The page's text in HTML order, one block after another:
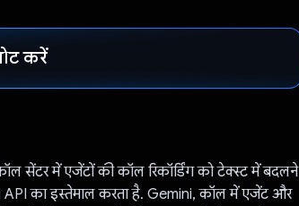
करें
सेंटर में एजेंटों की कॉल रिकॉर्डिंग को टेक्स्ट में बदलने
का इस्तेमाल करता है. Gemini, कॉल में एजेंट और